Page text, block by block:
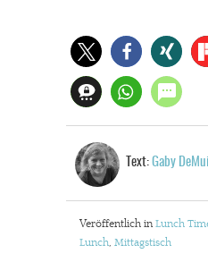
Werbung. Beide
stark zurückgegangen.
Solltest Du unsere unabhängige
Paypal -
JETZT SPENDEN
Text: Gaby
Veröffentlich in Lunch
Lunch, Mittagstisch